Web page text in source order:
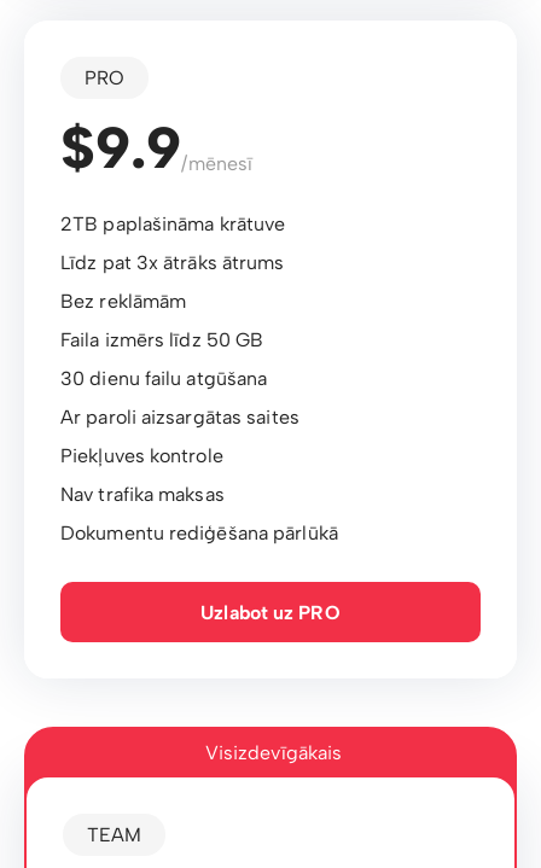
PRO
$9.9/mēnesī
2TB paplašināma krātuve
Līdz pat 3x ātrāks ātrums
Bez reklāmām
Faila izmērs līdz 50 GB
30 dienu failu atgūšana
Ar paroli aizsargātas saites
Piekļuves kontrole
Nav trafika maksas
Dokumentu rediģēšana pārlūkā
Uzlabot uz PRO
Visizdevīgākais
TEAM